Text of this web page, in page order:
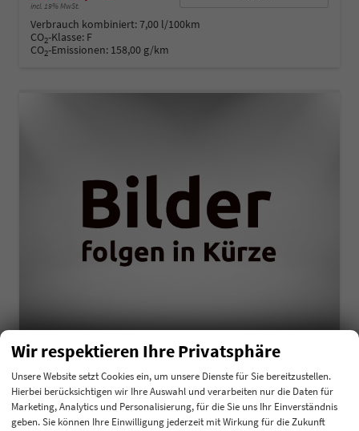
incl. 19% MwSt.
Verbrauch kombiniert:7,00 l/100km
CO2-Klasse: F
CO2-Emissionen: 158,00 g/km
Kia Seltos
Exclusive 1,6 T-GDI DCT7 132KW
unverbindliche Lieferzeit:3 Monate Neuwagen
Fahrzeugnummer 216074 Getriebe Automatik
Wir respektieren Ihre Privatsphäre
Unsere Website setzt Cookies ein, um unsere Dienste für Sie bereitzustellen.
Hierbei berücksichtigen wir Ihre Auswahl und verarbeiten nur die Daten für
Marketing, Analytics und Personalisierung, für die Sie uns Ihr Einverständnis
geben. Sie können Ihre Einwilligung jederzeit mit Wirkung für die Zukunft